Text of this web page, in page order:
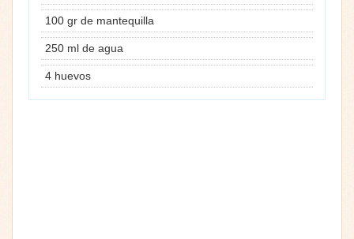
100 gr de mantequilla
250 ml de agua
4 huevos